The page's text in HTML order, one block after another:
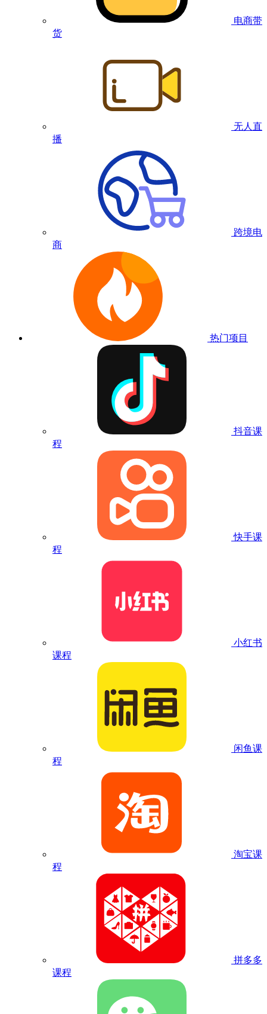
电商带
货
无人直
播
跨境电
商
热门项目
抖音课
程
快手课
程
小红书
课程
闲鱼课
程
淘宝课
程
拼多多
课程